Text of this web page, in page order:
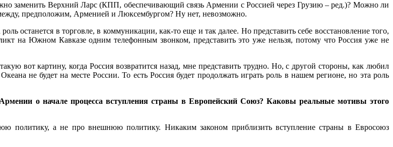
заменить Верхний Ларс (КПП, обеспечивающий связь Армении с Россией через Грузию – ред.)? Можно ли
предположим, Арменией и Люксембургом? Ну нет, невозможно.
останется в торговле, в коммуникации, как-то еще и так далее. Но представить себе восстановление того,
на Южном Кавказе одним телефонным звонком, представить это уже нельзя, потому что Россия уже не
вот картину, когда Россия возвратится назад, мне представить трудно. Но, с другой стороны, как любил
не будет на месте России. То есть Россия будет продолжать играть роль в нашем регионе, но эта роль
о начале процесса вступления страны в Европейский Союз? Каковы реальные мотивы этого
политику, а не про внешнюю политику. Никаким законом приблизить вступление страны в Евросоюз